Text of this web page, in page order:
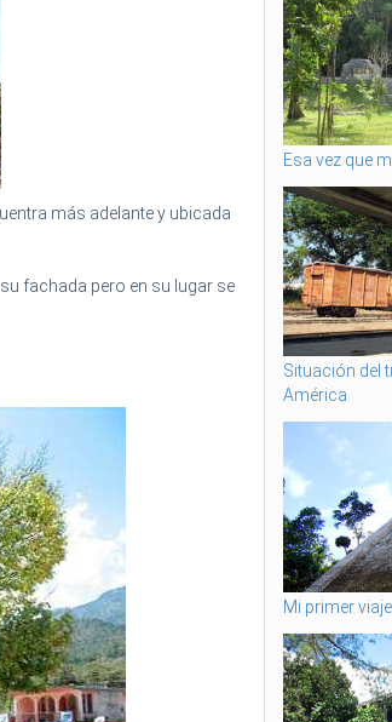
más adelante y ubicada
fachada pero en su lugar se
Esa vez que
Situación del
América
Mi primer